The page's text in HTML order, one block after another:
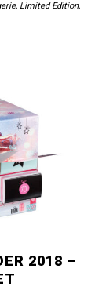
, Limited Edition,
2018 –